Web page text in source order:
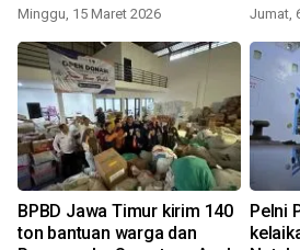
Minggu, 15 Maret 2026 Jumat,
BPBD Jawa Timur kirim 140
ton bantuan warga dan
Pelni